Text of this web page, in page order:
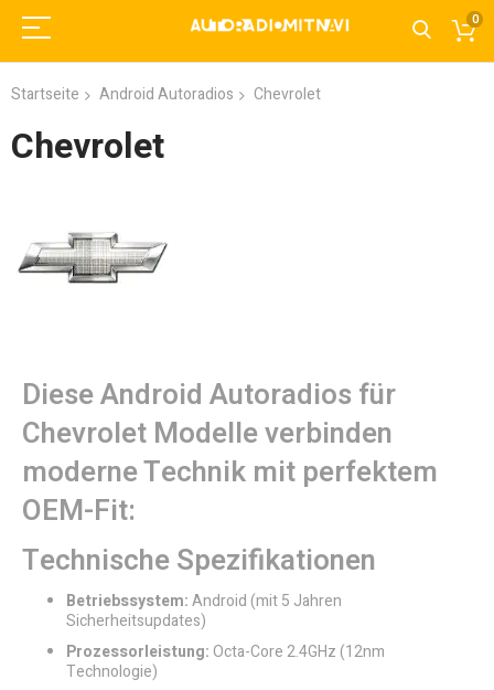
0
Startseite Android Autoradios Chevrolet
Chevrolet
Diese Android Autoradios für
Chevrolet Modelle verbinden
moderne Technik mit perfektem
OEM-Fit:
Technische Spezifikationen
Betriebssystem:Android (mit 5 Jahren
Sicherheitsupdates)
Prozessorleistung:Octa-Core 2.4GHz (12nm
Technologie)